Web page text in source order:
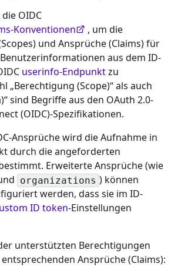
OIDC
Konventionen
, um die
und Ansprüche (Claims) für
aus dem ID-
userinfo-Endpunktzu
„Berechtigung (Scope)“ als auch
sind Begriffe aus den OAuth 2.0-
(OIDC)-Spezifikationen.
Ansprüche wird die Aufnahme in
durch die angeforderten
Erweiterte Ansprüche (wie
organizations ) können
werden, dass sie im ID-
ID token-Einstellungen
unterstützten Berechtigungen
Ansprüche (Claims):